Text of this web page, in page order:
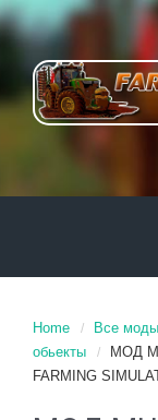
Home Все моды
обьекты
МОД
FARMING